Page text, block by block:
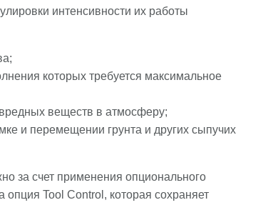
интенсивности их работы
которых требуется максимальное
веществ в атмосферу;
и перемещении грунта и других сыпучих
за счет применения опционального
Tool Control, которая сохраняет